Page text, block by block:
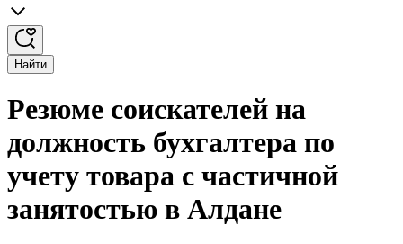
Найти
Резюме соискателей на
должность бухгалтера по
учету товара с частичной
занятостью в Алдане